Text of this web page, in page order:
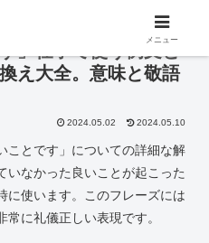
」仕事で使う例文と
え大全。意味と敬語
2024.05.02 2024.05.10
ことです」についての詳細な解
いなかった良いことが起こった
に使います。このフレーズには
に礼儀正しい表現です。
メニュー